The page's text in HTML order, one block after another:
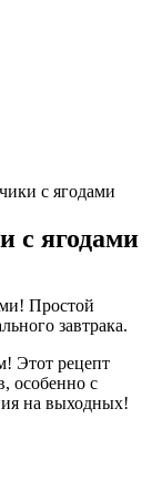
с ягодами
с ягодами
Простой
завтрака.
Этот рецепт
особенно с
на выходных!